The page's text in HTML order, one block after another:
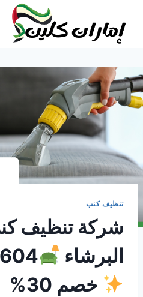
المحتوى
تنظيف كنب
شركة تنظيف
البرشاء
خصم 30%